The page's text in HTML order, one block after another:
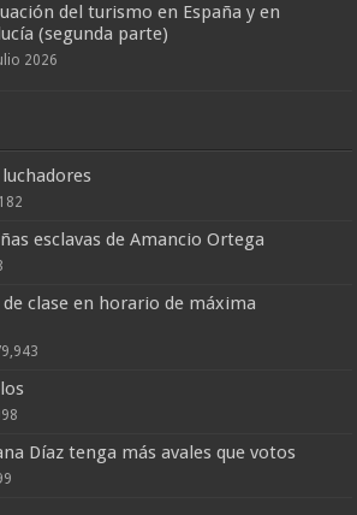
del turismo en España y en
(segunda parte)
2026
esclavas de Amancio Ortega
clase en horario de máxima
Díaz tenga más avales que votos